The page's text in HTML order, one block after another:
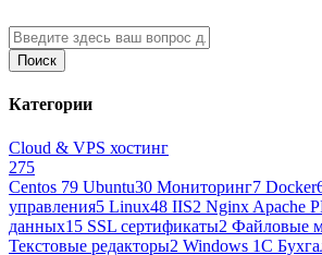
Поиск
Категории
Cloud & VPS хостинг
275
Centos 79 Ubuntu30 Мониторинг7 Docker
управления5 Linux48 IIS2 Nginx Apache
данных15 SSL сертификаты2 Файловые
Текстовые редакторы2 Windows 1С